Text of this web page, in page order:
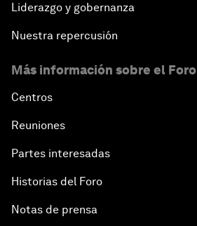
Liderazgo y gobernanza
Nuestra repercusión
Más información sobre el Foro
Centros
Reuniones
Partes interesadas
Historias del Foro
Notas de prensa